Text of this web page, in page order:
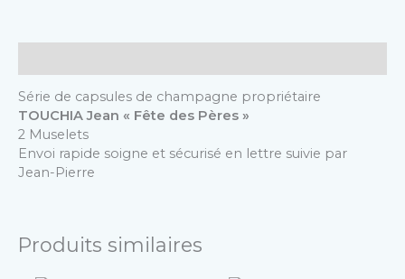
Série de capsules de champagne propriétaire
TOUCHIA Jean « Fête des Pères »
2 Muselets
Envoi rapide soigne et sécurisé en lettre suivie par
Jean-Pierre
Produits similaires